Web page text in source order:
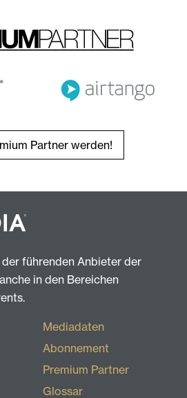
Partner werden!
führenden Anbieter der
in den Bereichen
Mediadaten
Abonnement
Premium Partner
Glossar